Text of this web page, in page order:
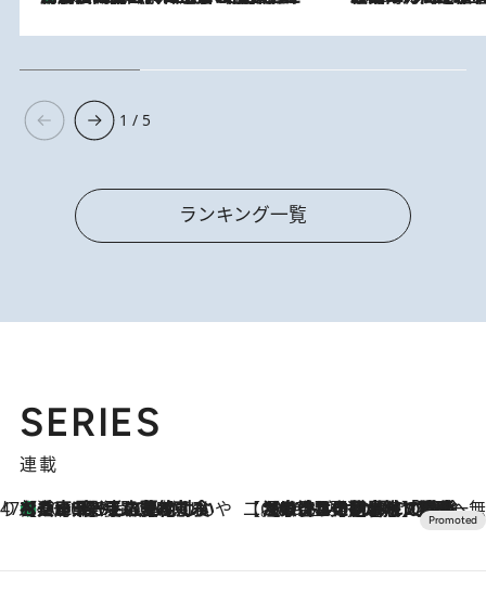
1 / 5
ランキング一覧
SERIES
連載
47都道府県の手みやげ ひんやりスイーツで夏を満喫
2026.8.8
【兵庫県】この夏絶対食べたい 冷やしておいしいおやつ3選 淡路島の恵みをジェラートに集約 【CREA×星野リゾート】唯一無二。癒しと発見が待つ場所へ
2026.8.7
【トンボの足水浴】ヒノキの香りに包まれて涼感マックス！約13℃の湧水かけ流しを避暑地「星野温泉 トンボの湯」で体験